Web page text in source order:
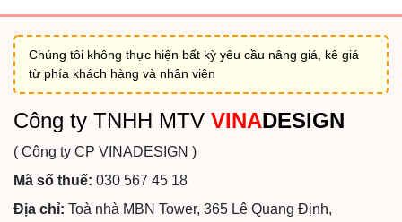
Chúng tôi không thực hiện bất kỳ yêu cầu nâng giá, kê giá
từ phía khách hàng và nhân viên
Công ty TNHH MTV VINADESIGN
( Công ty CP VINADESIGN )
Mã số thuế: 030 567 45 18
Địa chỉ: Toà nhà MBN Tower, 365 Lê Quang Định,